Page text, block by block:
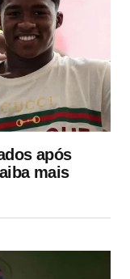
após
mais